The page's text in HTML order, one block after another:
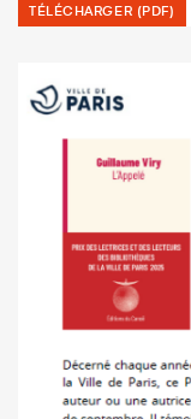
TÉLÉCHARGER (PDF)